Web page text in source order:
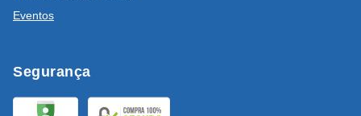
Eventos
Segurança